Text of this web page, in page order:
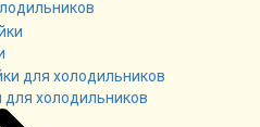
холодильников